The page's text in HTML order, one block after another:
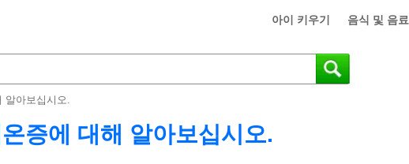
아이 키우기 음식 및 음료
알아보십시오.
증에 대해 알아보십시오.